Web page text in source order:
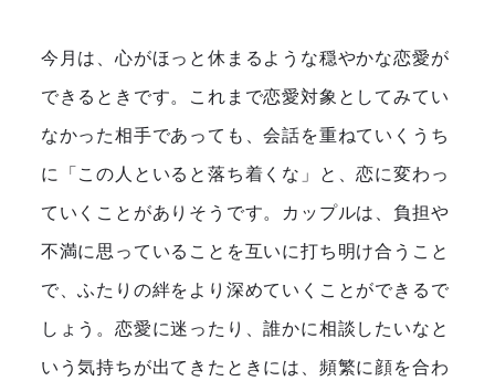
今月は、心がほっと休まるような穏やかな恋愛が
できるときです。これまで恋愛対象としてみてい
なかった相手であっても、会話を重ねていくうち
に「この人といると落ち着くな」と、恋に変わっ
ていくことがありそうです。カップルは、負担や
不満に思っていることを互いに打ち明け合うこと
で、ふたりの絆をより深めていくことができるで
しょう。恋愛に迷ったり、誰かに相談したいなと
いう気持ちが出てきたときには、頻繁に顔を合わ